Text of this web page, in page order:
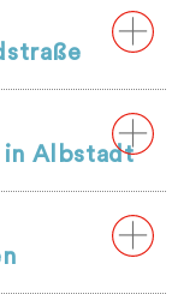
in Albstadt